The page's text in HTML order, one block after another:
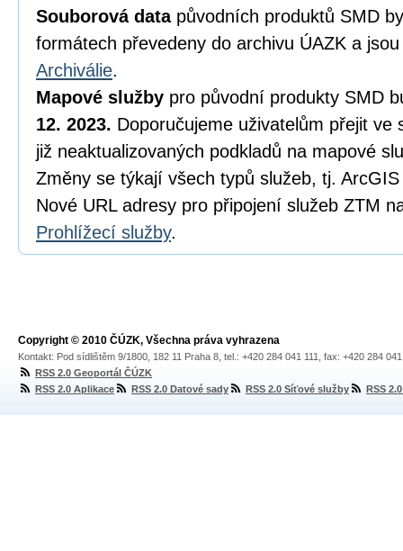
Souborová datapůvodních produktů SMD
formátech převedeny do archivu ÚAZK a
Archiválie.
Mapové služby pro původní produkty SMD
12. 2023. Doporučujeme uživatelům přejit ve
již neaktualizovaných podkladů na mapové
Změny se týkají všech typů služeb, tj.
Nové URL adresy pro připojení služeb ZTM
Prohlížecí služby.
Copyright © 2010 ČÚZK, Všechna práva vyhrazena
Kontakt: Pod sídlištěm 9/1800, 182 11 Praha 8, tel.: +420 284 041 111, fax: +420 284
RSS 2.0 Geoportál ČÚZK
RSS 2.0 Aplikace
RSS 2.0 Datové sady RSS 2.0 Síťové služby RSS